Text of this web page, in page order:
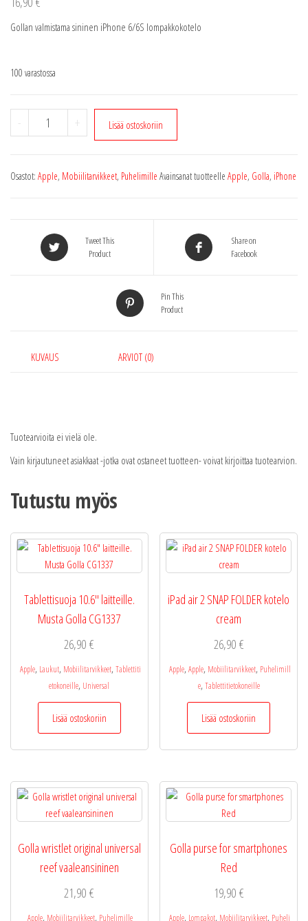
Gollan valmistama sininen iPhone 6/6S lompakkokotelo
100 varastossa
-
iPhone
6/6S
(Sininen)
+ Lisää ostoskoriin
Osastot: Apple, Mobiilitarvikkeet, Puhelimille Avainsanat tuotteelle Apple, Golla, iPhone
Tweet This
Product
Share on
Facebook
Pin This
Product
KUVAUS ARVIOT (0)
Tuotearvioita ei vielä ole.
Vain kirjautuneet asiakkaat -jotka ovat ostaneet tuotteen- voivat kirjoittaa tuotearvion.
Tutustu myös
Tablettisuoja 10.6″ laitteille.
Musta Golla CG1337
26,90€
Apple, Laukut, Mobiilitarvikkeet, Tablettiti
etokoneille, Universal
Lisää ostoskoriin
iPad air 2 SNAP FOLDER kotelo
cream
26,90 €
Apple, Apple, Mobiilitarvikkeet, Puhelimill
e, Tablettitietokoneille
Lisää ostoskoriin
Golla wristlet original universal
reef vaaleansininen
21,90€
Apple, Mobiilitarvikkeet, Puhelimille
Golla purse for smartphones
Red
19,90 €
Apple, Lompakot, Mobiilitarvikkeet, Puheli